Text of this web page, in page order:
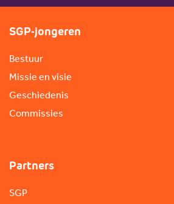
SGP-jongeren
Bestuur
Missie en visie
Geschiedenis
Commissies
Partners
SGP